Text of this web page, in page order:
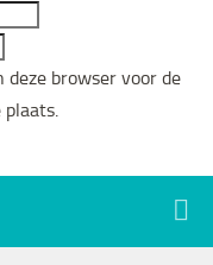
browser voor de